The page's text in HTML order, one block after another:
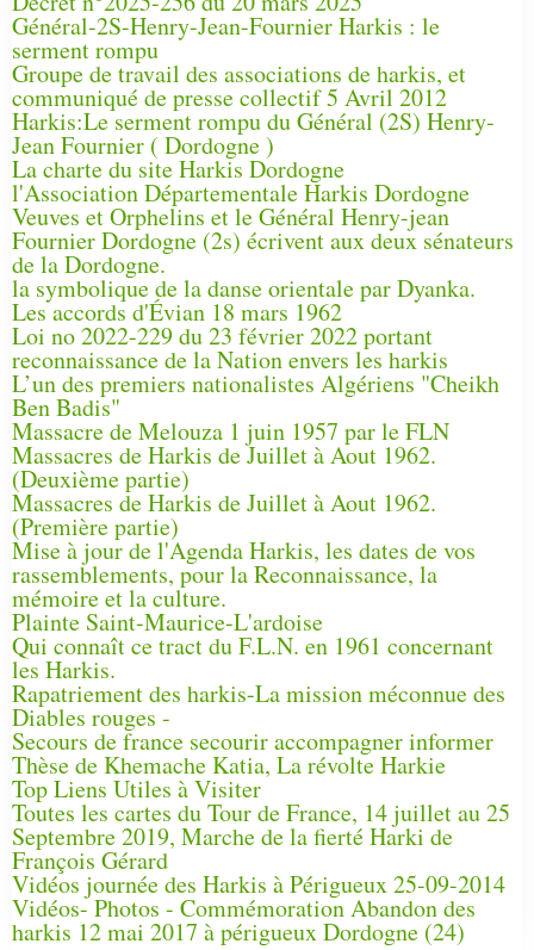
Général-2S-Henry-Jean-Fournier Harkis : le
serment rompu
Groupe de travail des associations de harkis, et
communiqué de presse collectif 5 Avril 2012
Harkis:Le serment rompu du Général (2S) Henry-
Jean Fournier ( Dordogne )
La charte du site Harkis Dordogne
l'Association Départementale Harkis Dordogne
Veuves et Orphelins et le Général Henry-jean
Fournier Dordogne (2s) écrivent aux deux sénateurs
de la Dordogne.
la symbolique de la danse orientale par Dyanka.
Les accords d'Évian 18 mars 1962
Loi no 2022-229 du 23 février 2022 portant
reconnaissance de la Nation envers les harkis
L’un des premiers nationalistes Algériens "Cheikh
Ben Badis"
Massacre de Melouza 1 juin 1957 par le FLN
Massacres de Harkis de Juillet à Aout 1962.
(Deuxième partie)
Massacres de Harkis de Juillet à Aout 1962.
(Première partie)
Mise à jour de l'Agenda Harkis, les dates de vos
rassemblements, pour la Reconnaissance, la
mémoire et la culture.
Plainte Saint-Maurice-L'ardoise
Qui connaît ce tract du F.L.N. en 1961 concernant
les Harkis.
Rapatriement des harkis-La mission méconnue des
Diables rouges -
Secours de france secourir accompagner informer
Thèse de Khemache Katia, La révolte Harkie
Top Liens Utiles à Visiter
Toutes les cartes du Tour de France, 14 juillet au 25
Septembre 2019, Marche de la fierté Harki de
François Gérard
Vidéos journée des Harkis à Périgueux 25-09-2014
Vidéos- Photos - Commémoration Abandon des
harkis 12 mai 2017 à périgueux Dordogne (24)